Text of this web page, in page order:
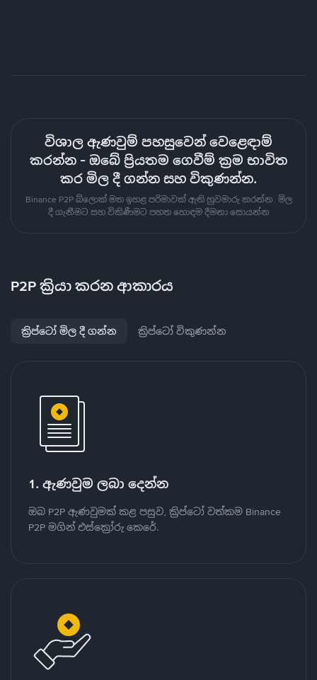
විශාල ඇණවුම් පහසුවෙන් වෙළෙඳාම්
කරන්න - ඔබේ ප්‍රියතම ගෙවීම් ක්‍රම භාවිත
කර මිල දී ගන්න සහ විකුණන්න.
Binance P2P බ්ලොක් මත ඉහළ පරිමාවක් ඇති හුවමාරු කරන්න. මිල
දී ගැනීමට සහ විකිණීමට පහත හොඳම දීමනා සොයන්න
P2P ක්‍රියා කරන ආකාරය
ක්‍රිප්ටෝ මිල දී ගන්න ක්‍රිප්ටෝ විකුණන්න
1. ඇණවුම ලබා දෙන්න
ඔබ P2P ඇණවුමක් කළ පසුව, ක්‍රිප්ටෝ වත්කම Binance
P2P මගින් එස්ක්‍රෝරු කෙරේ.